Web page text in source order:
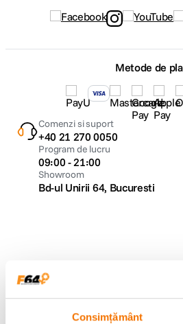
Consimțământ
Metode de
Comenzi si suport
+40 21 270 0050
Program de lucru
09:00 - 21:00
Showroom
Bd-ul Unirii 64, Bucuresti